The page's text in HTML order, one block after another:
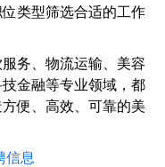
类型筛选合适的工作
务、物流运输、美容
金融等专业领域，都
便、高效、可靠的美
信息